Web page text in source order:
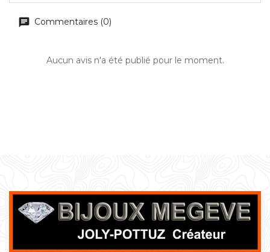
Commentaires (0)
Aucun avis n'a été publié pour le moment.